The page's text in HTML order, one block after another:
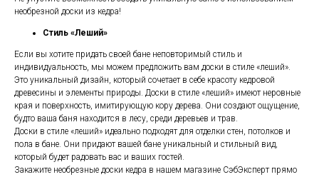
необрезной доски из кедра!
Стиль «Леший»
Если вы хотите придать своей бане неповторимый стиль и
индивидуальность, мы можем предложить вам доски в стиле «леший».
Это уникальный дизайн, который сочетает в себе красоту кедровой
древесины и элементы природы. Доски в стиле «леший» имеют неровные
края и поверхность, имитирующую кору дерева. Они создают ощущение,
будто ваша баня находится в лесу, среди деревьев и трав.
Доски в стиле «леший» идеально подходят для отделки стен, потолков и
пола в бане. Они придают вашей бане уникальный и стильный вид,
который будет радовать вас и ваших гостей.
Закажите необрезные доски кедра в нашем магазине СэбЭксперт прямо